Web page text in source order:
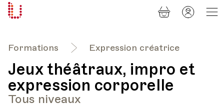
Formations Expression créatrice
Jeux théâtraux, impro et
expression corporelle
Tous niveaux
Panier
Mon